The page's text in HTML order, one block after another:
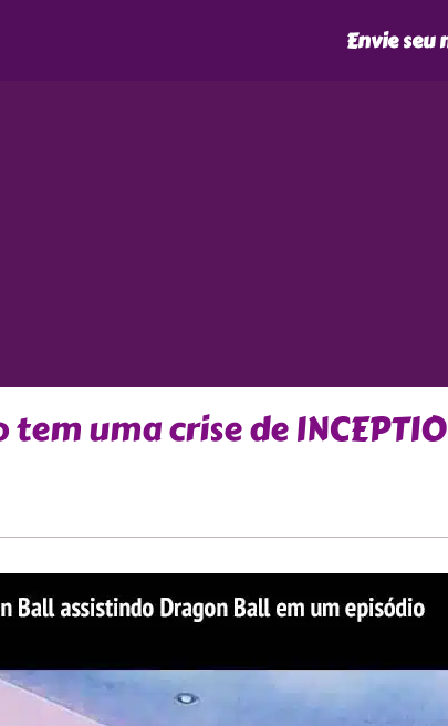
Envie seu
uma crise de